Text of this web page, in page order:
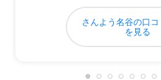
なので、週1で会いに行くことがで
料金費用について
さんよう名谷の口
を見る